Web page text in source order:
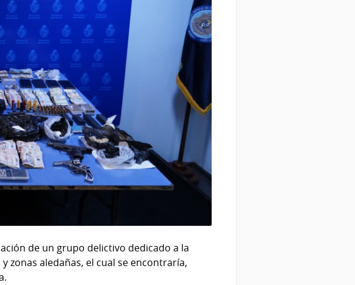
de un grupo delictivo dedicado a la
zonas aledañas, el cual se encontraría,